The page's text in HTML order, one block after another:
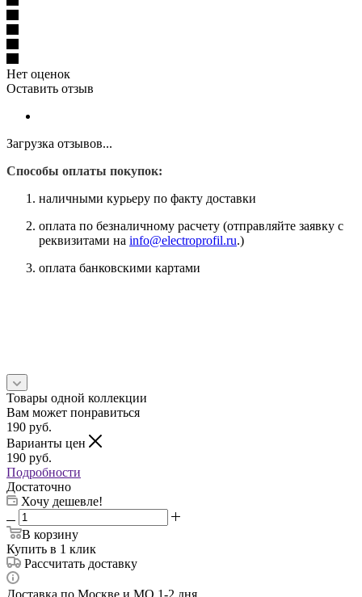
Нет оценок
Оставить отзыв
Загрузка отзывов...
Способы оплаты покупок:
наличными курьеру по факту доставки
оплата по безналичному расчету (отправляйте заявку с
реквизитами на info@electroprofil.ru.)
оплата банковскими картами
Товары одной коллекции
Вам может понравиться
190 руб.
Варианты цен
190 руб.
Подробности
Достаточно
Хочу дешевле!
В корзину
Купить в 1 клик
Рассчитать доставку
Доставка по Москве и МО 1-2 дня